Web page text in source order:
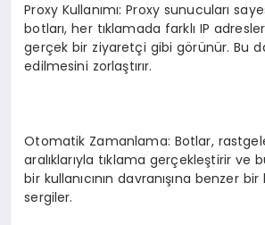
Proxy Kullanımı: Proxy sunucuları
botları, her tıklamada farklı IP
gerçek bir ziyaretçi gibi görünür. Bu
edilmesini zorlaştırır.
Otomatik Zamanlama: Botlar,
aralıklarıyla tıklama gerçekleştirir ve
bir kullanıcının davranışına benzer
sergiler.